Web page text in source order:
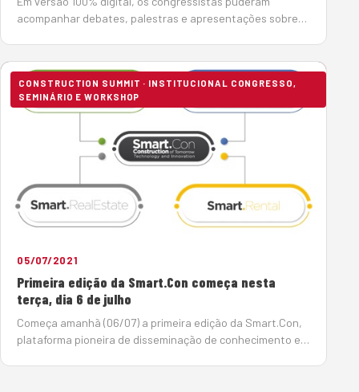
acompanhar debates, palestras e apresentações sobre
CONSTRUCTION SUMMIT · INSTITUCIONAL CONGRESSO,
SEMINÁRIO E WORKSHOP
05/07/2021
Primeira edição da Smart.Con começa nesta
terça, dia 6 de julho
Começa amanhã (06/07) a primeira edição da Smart.Con,
plataforma pioneira de disseminação de conhecimento em